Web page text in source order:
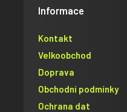
Informace
Kontakt
Velkoobchod
Doprava
Obchodní podmínky
Ochrana dat